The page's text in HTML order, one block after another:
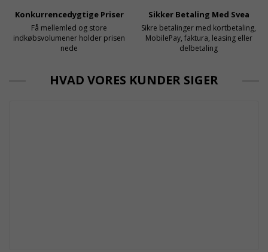
Konkurrencedygtige Priser
Få mellemled og store
indkøbsvolumener holder prisen
nede
Sikker Betaling Med Svea
Sikre betalinger med kortbetaling,
MobilePay, faktura, leasing eller
delbetaling
HVAD VORES KUNDER SIGER